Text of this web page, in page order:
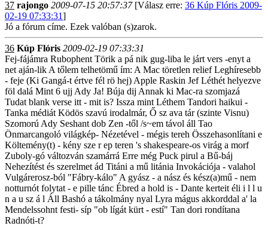
37 rajongo 2009-07-15 20:57:37[Válasz erre: 36 Kúp Flóris 2009-
02-19 07:33:31]
Jó a fórum címe. Ezek valóban (s)zarok.
36 Kúp Flóris 2009-02-19 07:33:31
Fej-fájámra Rubophent Törik a pá nik gug-liba le járt vers -enyt a
net aján-lik A tőlem telhetömű ím: A Mac töretlen relief Leghíresebb
- feje (Ki Gangá-t értve fél rö hej) Apple Raskin Jef Léthét helyezve
föl dalá Mint 6 ujj Ady Ja! Búja dij Annak ki Mac-ra szomjazá
Tudat blank verse itt - mit is? Issza mint Léthem Tandori haikui -
Tanka médiát Ködös szavú irodalmár, Ő sz ava tár (szinte Visnu)
Szomorú Ady Seshant dob Zen -től /s~em távol áll Tao
Önmarcangoló világkép- Nézetével - mégis tereh Összehasonlítani e
Költemény(t) - kény sze r ep teren 's shakespeare-os virág a morf
Zuboly-gó változván szamárrá Erre még Puck pirul a Bű-báj
Nehezítést és szerelmet ád Titáni a mű litánia Invokációja - valahol
Vulgárerosz-ból "Fábry-kálo" A gyász - a nász és kész(a)mű - nem
notturnót folytat - e pille tánc Ébred a hold is - Dante kerteit éli i l l u
n a u sz á l Áll Bashó a tákolmány nyal Lyra mágus akkorddal a' la
Mendelssohnt festi- síp "ob lígát kürt - estí" Tan dori rondítana
Radnóti-t?